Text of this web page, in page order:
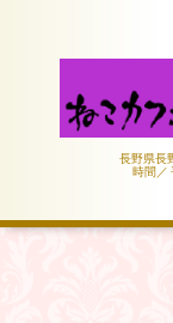
長野県長
時間／